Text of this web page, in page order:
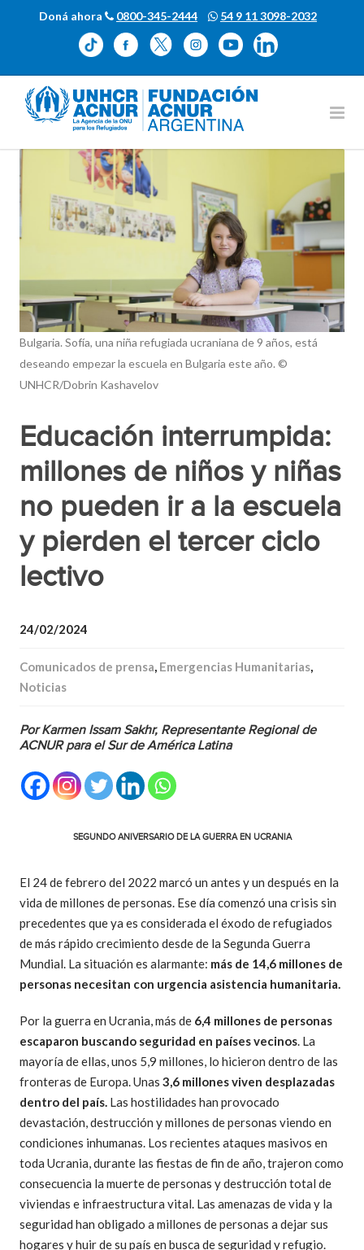
Doná ahora 0800-345-2444 54 9 11 3098-2032
Bulgaria. Sofía, una niña refugiada ucraniana de 9 años, está
deseando empezar la escuela en Bulgaria este año. ©
UNHCR/Dobrin Kashavelov
Educación interrumpida:
millones de niños y niñas
no pueden ir a la escuela
y pierden el tercer ciclo
lectivo
24/02/2024
Comunicados de prensa, Emergencias Humanitarias,
Noticias
PorKarmen Issam Sakhr, Representante Regional de
ACNUR para el Sur de América Latina
SEGUNDO ANIVERSARIO DE LA GUERRA EN UCRANIA
El 24 de febrero del 2022 marcó un antes y un después en la
vida de millones de personas. Ese día comenzó una crisis sin
precedentes que ya es considerada el éxodo de refugiados
de más rápido crecimiento desde de la Segunda Guerra
Mundial. La situación es alarmante: más de 14,6 millones de
personas necesitan con urgencia asistencia humanitaria.
Por la guerra en Ucrania, más de 6,4 millones de personas
escaparon buscando seguridad en países vecinos. La
mayoría de ellas, unos 5,9 millones, lo hicieron dentro de las
fronteras de Europa. Unas 3,6 millones viven desplazadas
dentro del país. Las hostilidades han provocado
devastación, destrucción y millones de personas viendo en
condiciones inhumanas. Los recientes ataques masivos en
toda Ucrania, durante las fiestas de fin de año, trajeron como
consecuencia la muerte de personas y destrucción total de
viviendas e infraestructura vital. Las amenazas de vida y la
seguridad han obligado a millones de personas a dejar sus
hogares y huir de su país en busca de seguridad y refugio.